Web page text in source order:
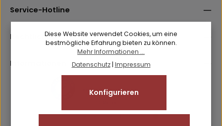
Ich habe dieDatenschutzbestimmungen
genommen und dieAGBgelesen und bin mit ihnen
einverstanden.
Die mit einem Stern (*) markierten Felder sind
Service-Hotline
Rechtliches
Informationen
Diese Website verwendet Cookies, um eine
bestmögliche Erfahrung bieten zu können.
Mehr Informationen ...
Datenschutz| Impressum
Konfigurieren